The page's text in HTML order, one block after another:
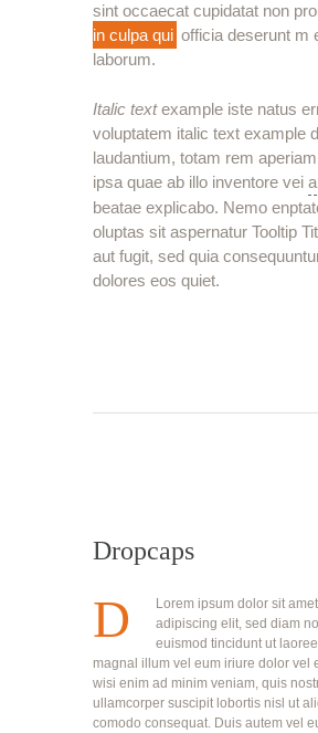
sint occaecat cupidatat non
in culpa qui officia deserunt m
laborum.
Italic textexample iste natus
voluptatem italic text example
laudantium, totam rem
ipsa quae ab illo inventore vei
beatae explicabo. Nemo
oluptas sit aspernatur Tooltip
aut fugit, sed quia
dolores eos quiet.
Dropcaps
D
Lorem ipsum dolor sit
adipiscing elit, sed diam
euismod tincidunt ut
magnal illum vel eum iriure dolor vel
wisi enim ad minim veniam, quis
ullamcorper suscipit lobortis nisl ut
comodo consequat. Duis autem vel